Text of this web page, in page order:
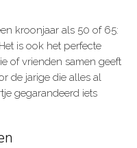
kroonjaar als 50 of 65:
is ook het perfecte
of vrienden samen geeft
de jarige die alles al
gegarandeerd iets